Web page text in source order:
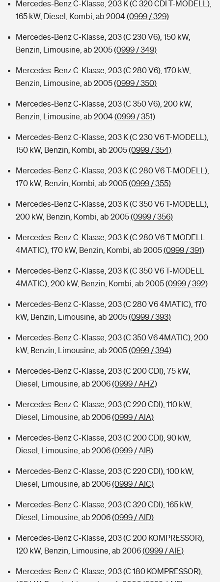
Mercedes-Benz C-Klasse, 203 K (C 320 CDI T-MODELL),
165 kW, Diesel, Kombi, ab 2004(0999 / 329)
Mercedes-Benz C-Klasse, 203 (C 230 V6), 150 kW,
Benzin, Limousine, ab 2005(0999 / 349)
Mercedes-Benz C-Klasse, 203 (C 280 V6), 170 kW,
Benzin, Limousine, ab 2005(0999 / 350)
Mercedes-Benz C-Klasse, 203 (C 350 V6), 200 kW,
Benzin, Limousine, ab 2004(0999 / 351)
Mercedes-Benz C-Klasse, 203 K (C 230 V6 T-MODELL),
150 kW, Benzin, Kombi, ab 2005(0999 / 354)
Mercedes-Benz C-Klasse, 203 K (C 280 V6 T-MODELL),
170 kW, Benzin, Kombi, ab 2005(0999 / 355)
Mercedes-Benz C-Klasse, 203 K (C 350 V6 T-MODELL),
200 kW, Benzin, Kombi, ab 2005(0999 / 356)
Mercedes-Benz C-Klasse, 203 K (C 280 V6 T-MODELL
4MATIC), 170 kW, Benzin, Kombi, ab 2005(0999 / 391)
Mercedes-Benz C-Klasse, 203 K (C 350 V6 T-MODELL
4MATIC), 200 kW, Benzin, Kombi, ab 2005(0999 / 392)
Mercedes-Benz C-Klasse, 203 (C 280 V6 4MATIC), 170
kW, Benzin, Limousine, ab 2005(0999 / 393)
Mercedes-Benz C-Klasse, 203 (C 350 V6 4MATIC), 200
kW, Benzin, Limousine, ab 2005(0999 / 394)
Mercedes-Benz C-Klasse, 203 (C 200 CDI), 75 kW,
Diesel, Limousine, ab 2006(0999 / AHZ)
Mercedes-Benz C-Klasse, 203 (C 220 CDI), 110 kW,
Diesel, Limousine, ab 2006(0999 / AIA)
Mercedes-Benz C-Klasse, 203 (C 200 CDI), 90 kW,
Diesel, Limousine, ab 2006(0999 / AIB)
Mercedes-Benz C-Klasse, 203 (C 220 CDI), 100 kW,
Diesel, Limousine, ab 2006(0999 / AIC)
Mercedes-Benz C-Klasse, 203 (C 320 CDI), 165 kW,
Diesel, Limousine, ab 2006(0999 / AID)
Mercedes-Benz C-Klasse, 203 (C 200 KOMPRESSOR),
120 kW, Benzin, Limousine, ab 2006(0999 / AIE)
Mercedes-Benz C-Klasse, 203 (C 180 KOMPRESSOR),